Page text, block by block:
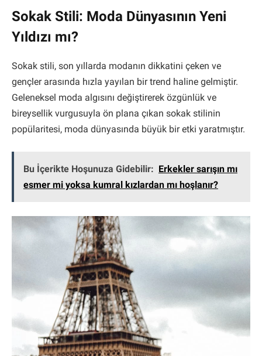
Sokak Stili: Moda Dünyasının Yeni
Yıldızı mı?
Sokak stili, son yıllarda modanın dikkatini çeken ve
gençler arasında hızla yayılan bir trend haline gelmiştir.
Geleneksel moda algısını değiştirerek özgünlük ve
bireysellik vurgusuyla ön plana çıkan sokak stilinin
popülaritesi, moda dünyasında büyük bir etki yaratmıştır.
Bu İçerikte Hoşunuza Gidebilir: Erkekler sarışın mı
esmer mi yoksa kumral kızlardan mı hoşlanır?